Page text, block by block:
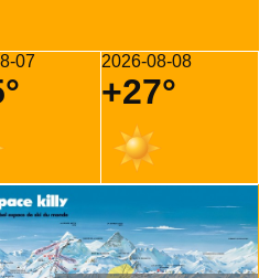
07 2026-08-08
+27°